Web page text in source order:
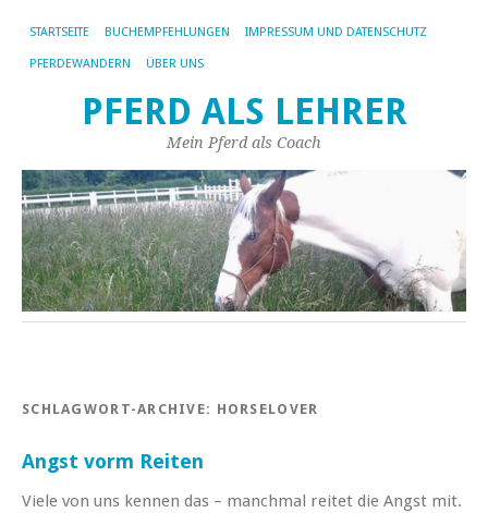
STARTSEITE BUCHEMPFEHLUNGEN IMPRESSUM UND DATENSCHUTZ
PFERDEWANDERN ÜBER UNS
PFERD ALS LEHRER
Mein Pferd als Coach
SCHLAGWORT-ARCHIVE: HORSELOVER
Angst vorm Reiten
Viele von uns kennen das – manchmal reitet die Angst mit.